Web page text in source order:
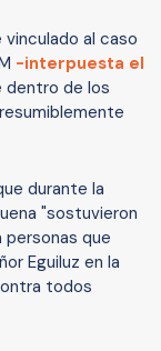
al caso
-interpuesta el
dentro de los
durante la
"sostuvieron
personas que
Eguiluz en la
todos